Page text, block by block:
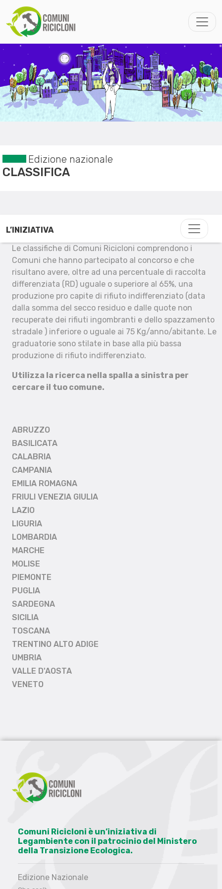
Edizione nazionale
CLASSIFICA
L’INIZIATIVA
Le classifiche di Comuni Ricicloni comprendono i
Comuni che hanno partecipato al concorso e che
risultano avere, oltre ad una percentuale di raccolta
differenziata (RD) uguale o superiore al 65%, una
produzione pro capite di rifiuto indifferenziato (data
dalla somma del secco residuo e dalle quote non
recuperate dei rifiuti ingombranti e dello spazzamento
stradale ) inferiore o uguale ai 75 Kg/anno/abitante. Le
graduatorie sono stilate in base alla più bassa
produzione di rifiuto indifferenziato.
Utilizza la ricerca nella spalla a sinistra per
cercare il tuo comune.
ABRUZZO
BASILICATA
CALABRIA
CAMPANIA
EMILIA ROMAGNA
FRIULI VENEZIA GIULIA
LAZIO
LIGURIA
LOMBARDIA
MARCHE
MOLISE
PIEMONTE
PUGLIA
SARDEGNA
SICILIA
TOSCANA
TRENTINO ALTO ADIGE
UMBRIA
VALLE D'AOSTA
VENETO
Comuni Ricicloni è un’iniziativa di
Legambiente con il patrocinio del Ministero
della Transizione Ecologica.
Edizione Nazionale